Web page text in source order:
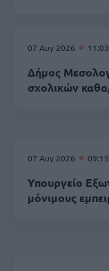
07 Αυγ 2026 11:03
Δήμος
σχολικών
07 Αυγ 2026 09:15
Υπουργείο
μόνιμους